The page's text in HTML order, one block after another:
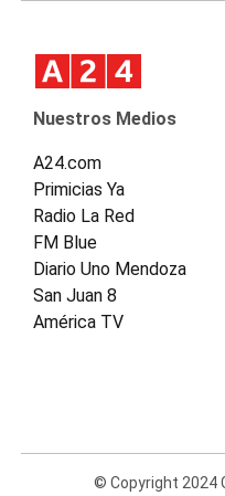
Nuestros Medios
A24.com
Primicias Ya
Radio La Red
FM Blue
Diario Uno Mendoza
San Juan 8
América TV
© Copyright 2024